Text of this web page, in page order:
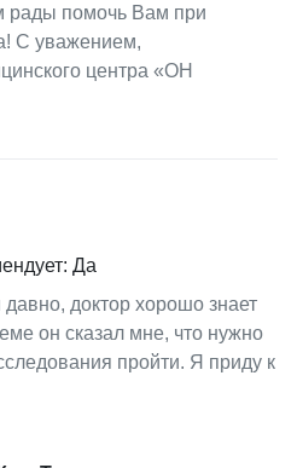
рады помочь Вам при
С уважением,
центра «ОН
Да
доктор хорошо знает
он сказал мне, что нужно
пройти. Я приду к